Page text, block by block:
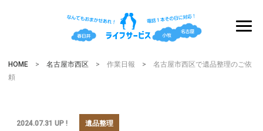
HOME > 名古屋市西区 > 作業日報 > 名古屋市西区で遺品整理のご依
頼
2024.07.31 UP ! 遺品整理